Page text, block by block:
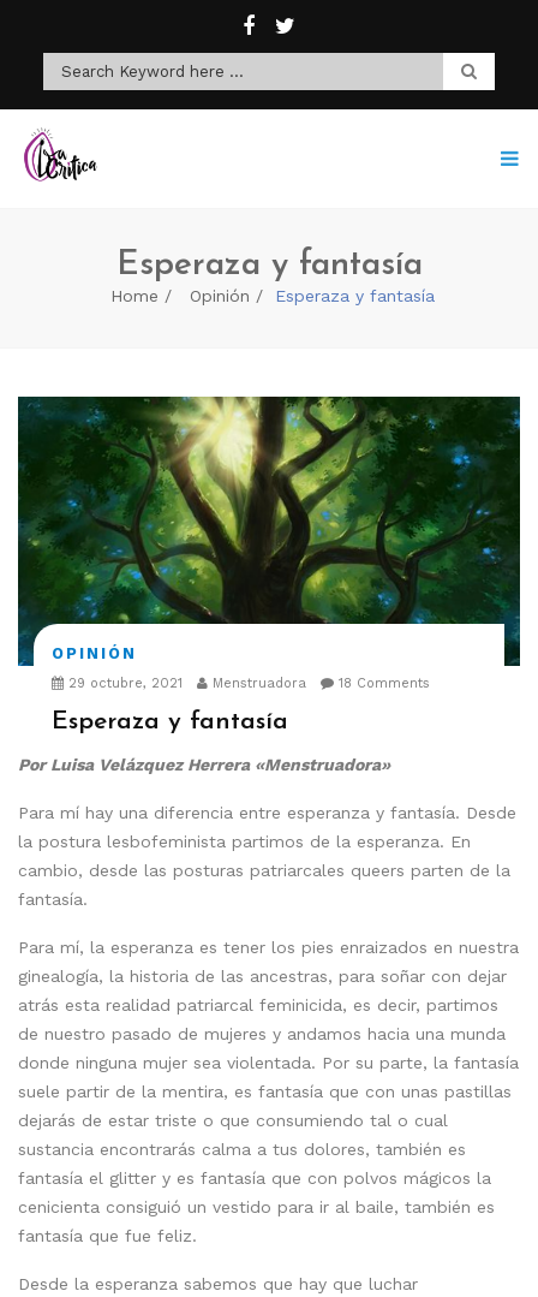
Esperaza y fantasía
Home Opinión Esperaza y fantasía
OPINIÓN
29 octubre, 2021 Menstruadora 18 Comments
Esperaza y fantasía
Por Luisa Velázquez Herrera «Menstruadora»
Para mí hay una diferencia entre esperanza y fantasía. Desde
la postura lesbofeminista partimos de la esperanza. En
cambio, desde las posturas patriarcales queers parten de la
fantasía.
Para mí, la esperanza es tener los pies enraizados en nuestra
ginealogía, la historia de las ancestras, para soñar con dejar
atrás esta realidad patriarcal feminicida, es decir, partimos
de nuestro pasado de mujeres y andamos hacia una munda
donde ninguna mujer sea violentada. Por su parte, la fantasía
suele partir de la mentira, es fantasía que con unas pastillas
dejarás de estar triste o que consumiendo tal o cual
sustancia encontrarás calma a tus dolores, también es
fantasía el glitter y es fantasía que con polvos mágicos la
cenicienta consiguió un vestido para ir al baile, también es
fantasía que fue feliz.
Desde la esperanza sabemos que hay que luchar